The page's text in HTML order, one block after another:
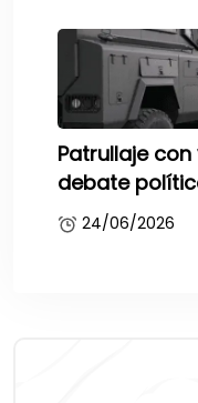
Patrullaje
debate
24/06/2026